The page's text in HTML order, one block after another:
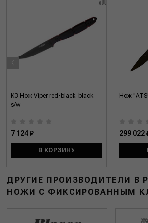
КЗ Нож Viper red-black. black
s/w
7 124 ₽
В КОРЗИНУ
Нож
299 022
‹
ДРУГИЕ ПРОИЗВОДИТЕЛИ В
НОЖИ С ФИКСИРОВАННЫМ